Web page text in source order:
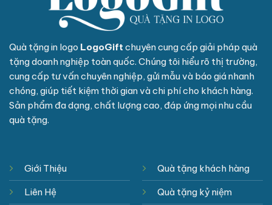
Quà tặng in logo LogoGift chuyên cung cấp giải pháp quà
tặng doanh nghiệp toàn quốc. Chúng tôi hiểu rõ thị trường,
cung cấp tư vấn chuyên nghiệp, gửi mẫu và báo giá nhanh
chóng, giúp tiết kiệm thời gian và chi phí cho khách hàng.
Sản phẩm đa dạng, chất lượng cao, đáp ứng mọi nhu cầu
quà tặng.
Giới Thiệu
Liên Hệ
Quà tặng khách hàng
Quà tặng kỷ niệm